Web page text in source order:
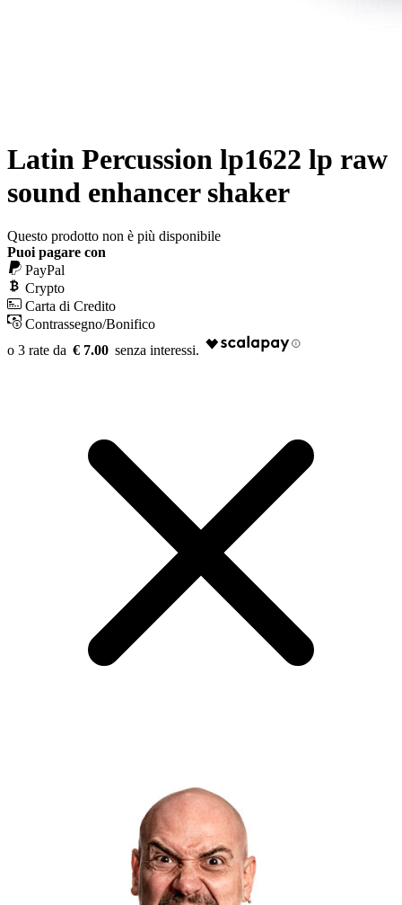
Latin Percussion lp1622 lp raw
sound enhancer shaker
Questo prodotto non è più disponibile
Puoi pagare con
PayPal
Crypto
Carta di Credito
Contrassegno/Bonifico
€ 7.00